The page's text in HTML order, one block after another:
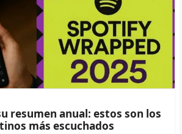
resumen anual: estos son los
más escuchados